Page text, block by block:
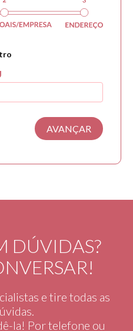
AVANÇAR
DÚVIDAS?
e tire todas as
la! Por telefone ou